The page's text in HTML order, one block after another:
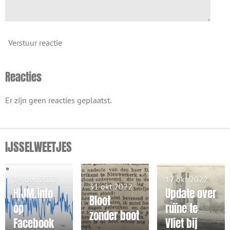
Verstuur reactie
Reacties
Er zijn geen reacties geplaatst.
IJSSELWEETJES
HIJM.info
op
Facebook
14 dec 2022
Bloot
zonder boot
31 okt 2022
Update over
ruïne te
Vliet bij
17 okt 2022